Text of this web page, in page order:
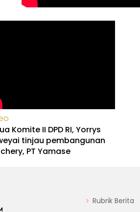
Komite II DPD RI, Yorrys
tinjau pembangunan
PT Yamase
Rubrik Berita